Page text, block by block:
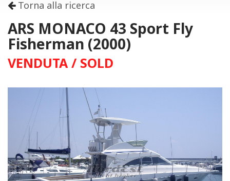
Torna alla ricerca
ARS MONACO 43 Sport Fly
Fisherman (2000)
VENDUTA / SOLD